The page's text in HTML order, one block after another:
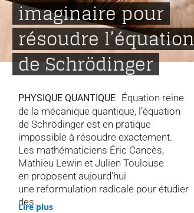
imaginaire pour
résoudre l’équation
de Schrödinger
PHYSIQUE QUANTIQUE
Équation reine
de la mécanique quantique, l’équation
de Schrödinger est en pratique
impossible à résoudre exactement.
Les mathématiciens Éric Cancès,
Mathieu Lewin et Julien Toulouse
en proposent aujourd’hui
une reformulation radicale pour étudier
des...
Lire plus